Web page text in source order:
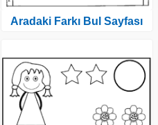
Aradaki Farkı Bul Sayfası